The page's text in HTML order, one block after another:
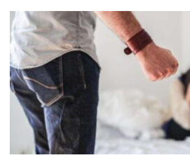
Email + Emailul meu
Telefon
+ Telefon personal
Am citit și sunt de
acord cu
confidențialitate
TRIMITE ȘTIREA